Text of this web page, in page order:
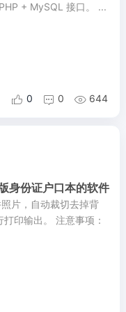
+ MySQL 接口。 ...
 0  0  644
身份证户口本的软件
片，自动裁切去掉背
印输出。 注意事项：